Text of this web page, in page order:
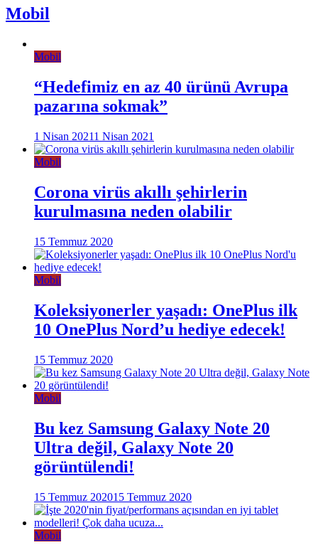
Mobil
Mobil
“Hedefimiz en az 40 ürünü Avrupa
pazarına sokmak”
1 Nisan 20211 Nisan 2021
Mobil
Corona virüs akıllı şehirlerin
kurulmasına neden olabilir
15 Temmuz 2020
Mobil
Koleksiyonerler yaşadı: OnePlus ilk
10 OnePlus Nord’u hediye edecek!
15 Temmuz 2020
Mobil
Bu kez Samsung Galaxy Note 20
Ultra değil, Galaxy Note 20
görüntülendi!
15 Temmuz 202015 Temmuz 2020
Mobil